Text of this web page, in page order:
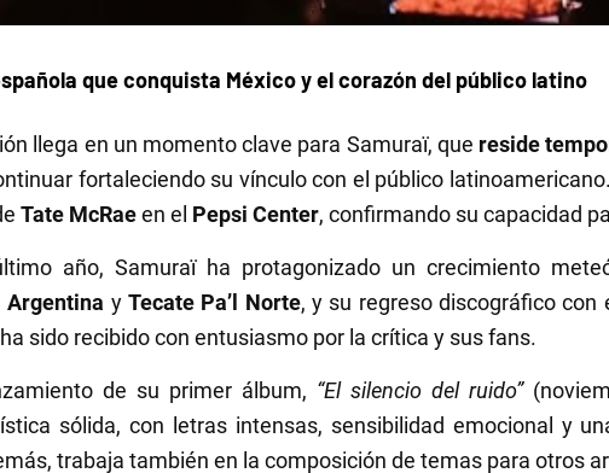
que conquista México y el corazón del público latino
llega en un momento clave para Samuraï, que reside
fortaleciendo su vínculo con el público
Tate McRaeen el Pepsi Center, confirmando su capacidad
año, Samuraï ha protagonizado un crecimiento
Argentina yTecate Pa’l Norte, y su regreso discográfico con
sido recibido con entusiasmo por la crítica y sus fans.
de su primer álbum, “El silencio del ruido”
sólida, con letras intensas, sensibilidad emocional y
trabaja también en la composición de temas para otros